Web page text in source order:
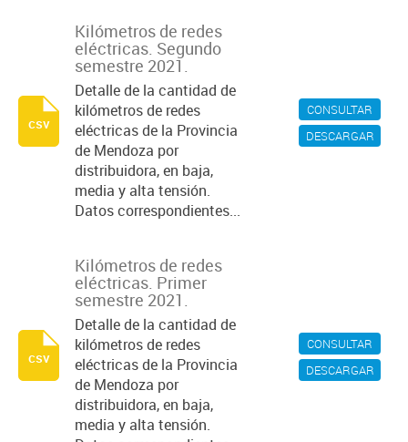
CONSULTAR
DESCARGAR
Kilómetros de redes
eléctricas. Segundo
semestre 2021.
Detalle de la cantidad de
kilómetros de redes
eléctricas de la Provincia
de Mendoza por
distribuidora, en baja,
media y alta tensión.
Datos correspondientes...
csv
CONSULTAR
DESCARGAR
Kilómetros de redes
eléctricas. Primer
semestre 2021.
Detalle de la cantidad de
kilómetros de redes
eléctricas de la Provincia
de Mendoza por
distribuidora, en baja,
media y alta tensión.
csv